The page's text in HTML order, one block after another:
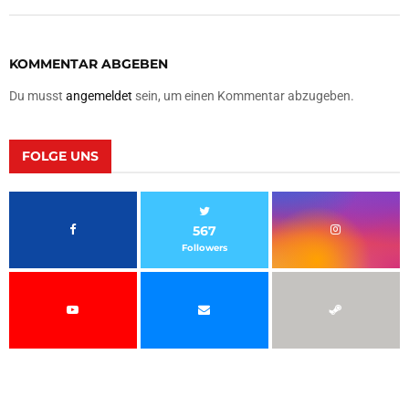
KOMMENTAR ABGEBEN
Du musst angemeldet sein, um einen Kommentar abzugeben.
FOLGE UNS
567
Followers